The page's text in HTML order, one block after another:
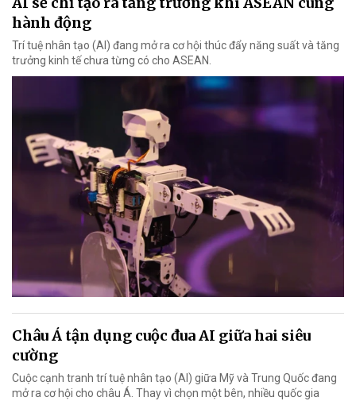
hành động
Trí tuệ nhân tạo (AI) đang mở ra cơ hội thúc đẩy năng suất và tăng
trưởng kinh tế chưa từng có cho ASEAN.
Châu Á tận dụng cuộc đua AI giữa hai siêu
cường
Cuộc cạnh tranh trí tuệ nhân tạo (AI) giữa Mỹ và Trung Quốc đang
mở ra cơ hội cho châu Á. Thay vì chọn một bên, nhiều quốc gia